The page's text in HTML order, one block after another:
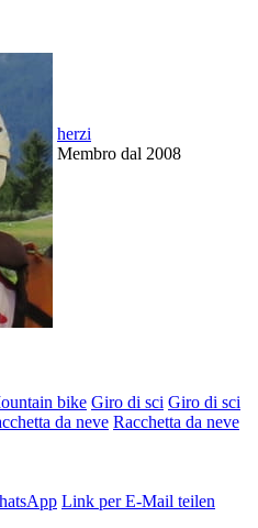
herzi
Membro dal 2008
bike Giro di sci Giro di sci
da neve Racchetta da neve
Link per E-Mail teilen